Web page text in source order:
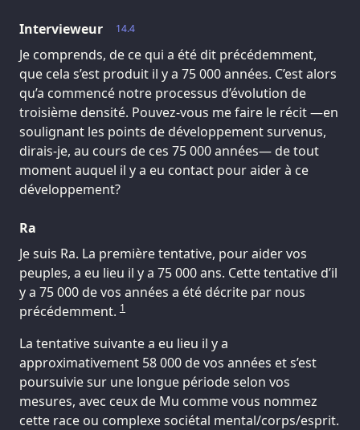
14.4
Intervieweur
Je comprends, de ce qui a été dit précédemment,
que cela s’est produit il y a 75 000 années. C’est alors
qu’a commencé notre processus d’évolution de
troisième densité. Pouvez-vous me faire le récit —en
soulignant les points de développement survenus,
dirais-je, au cours de ces 75 000 années— de tout
moment auquel il y a eu contact pour aider à ce
développement?
Ra
Je suis Ra. La première tentative, pour aider vos
peuples, a eu lieu il y a 75 000 ans. Cette tentative d’il
y a 75 000 de vos années a été décrite par nous
précédemment. 1
La tentative suivante a eu lieu il y a
approximativement 58 000 de vos années et s’est
poursuivie sur une longue période selon vos
mesures, avec ceux de Mu comme vous nommez
cette race ou complexe sociétal mental/corps/esprit.